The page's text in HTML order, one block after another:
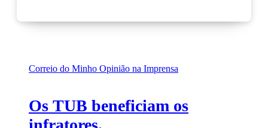
Correio do Minho Opinião na Imprensa
Os TUB beneficiam os